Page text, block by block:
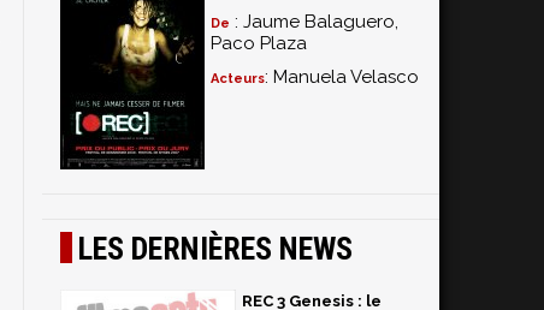
De : Jaume Balaguero,
Paco Plaza
Acteurs: Manuela Velasco
LES DERNIÈRES NEWS
REC 3 Genesis : le